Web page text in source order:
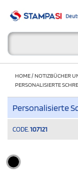
HOME/NOTIZBÜCHER
PERSONALISIERTE
Personalisierte
CODE. 107121